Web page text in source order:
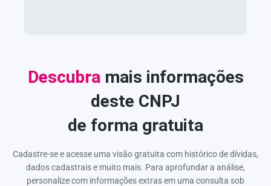
Descubra mais informações
deste CNPJ
de forma gratuita
Cadastre-se e acesse uma visão gratuita com histórico de dívidas,
dados cadastrais e muito mais. Para aprofundar a análise,
personalize com informações extras em uma consulta sob